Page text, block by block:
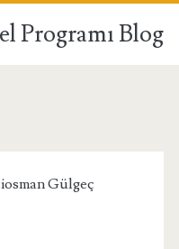
Programı Blog
span>
Gülgeç